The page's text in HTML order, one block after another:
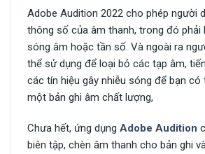
Adobe Audition 2022 cho phép người
thông số của âm thanh, trong đó phải
sóng âm hoặc tần số. Và ngoài ra
thể sử dụng để loại bỏ các tạp âm,
các tín hiệu gây nhiễu sóng để bạn
một bản ghi âm chất lượng,
Chưa hết, ứng dụng Adobe Audition
biên tập, chèn âm thanh cho bản ghi